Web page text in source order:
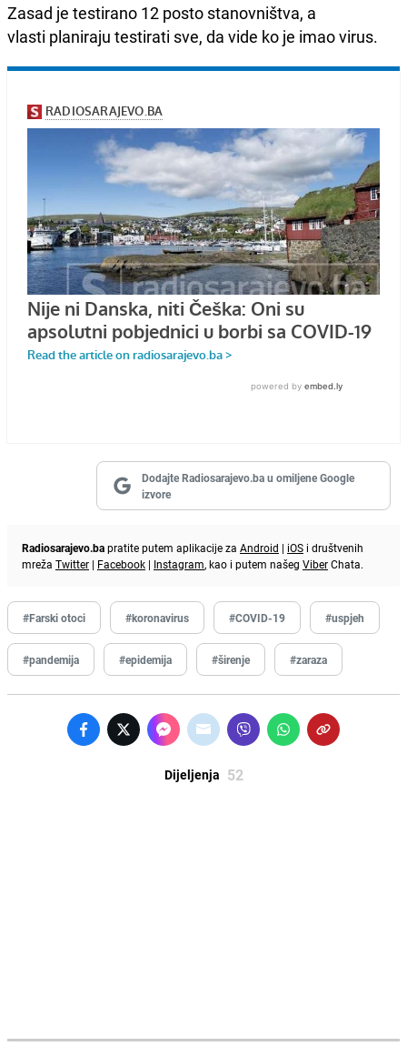
Zasad je testirano 12 posto stanovništva, a
vlasti planiraju testirati sve, da vide ko je imao virus.
Dodajte Radiosarajevo.ba u omiljene Google
izvore
Radiosarajevo.bapratite putem aplikacije za Android | iOS i društvenih
mreža Twitter | Facebook | Instagram, kao i putem našeg ViberChata.
#Farski otoci #koronavirus #COVID-19 #uspjeh
#pandemija #epidemija #širenje #zaraza
Dijeljenja 52